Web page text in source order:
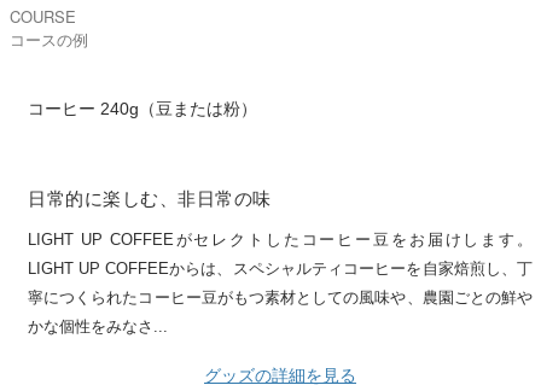
COURSE
コースの例
コーヒー 240g（豆または粉）
日常的に楽しむ、非日常の味
LIGHT UP COFFEEがセレクトしたコーヒー豆をお届けします。
LIGHT UP COFFEEからは、スペシャルティコーヒーを自家焙煎し、丁
寧につくられたコーヒー豆がもつ素材としての風味や、農園ごとの鮮や
かな個性をみなさ...
グッズの詳細を見る